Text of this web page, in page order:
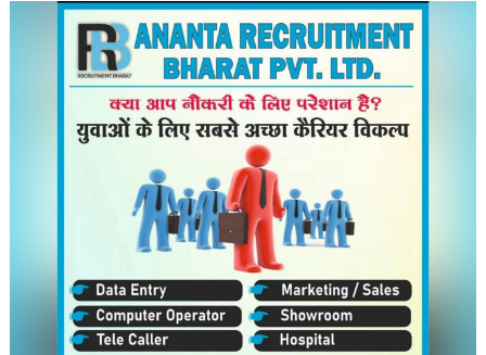
भाजपा
को
19,324
वोटों
से
हराया,
बदला
सियासी
समीकरण